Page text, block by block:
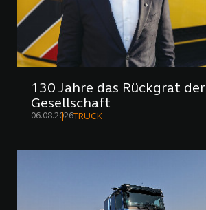
130 Jahre das Rückgrat der
Gesellschaft
06.08.2026 TRUCK